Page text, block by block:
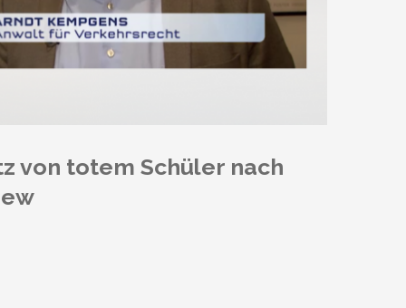
von totem Schüler nach